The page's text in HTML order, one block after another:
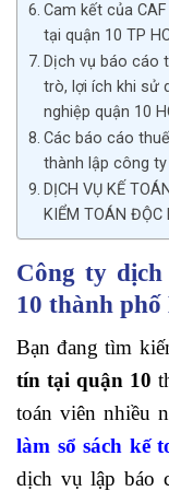
Cam kết của
tại quận 10 TP
Dịch vụ báo cáo
trò, lợi ích khi sử
nghiệp quận 10
Các báo cáo
thành lập công
DỊCH VỤ KẾ
KIỂM TOÁN ĐỘC
Công ty
10 thành
Bạn đang tìm
tín tại quận 10
toán viên nhiều
làm sổ sách kế
dịch vụ lập báo